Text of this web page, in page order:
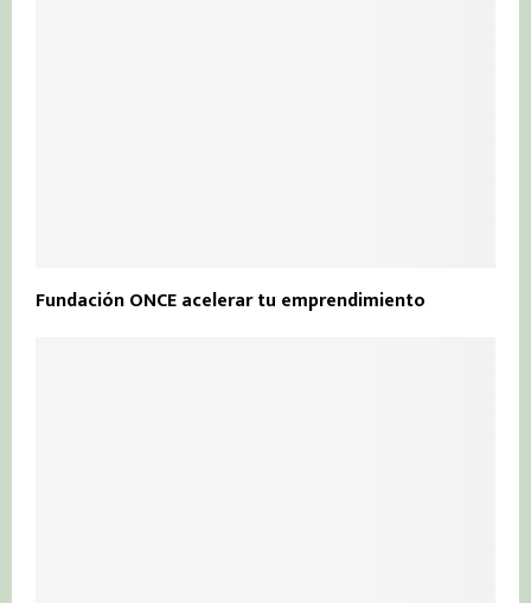
Fundación ONCE acelerar tu emprendimiento